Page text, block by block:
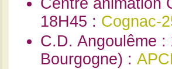
18H45 : Cognac-
C.D. Angoulême
Bourgogne) :